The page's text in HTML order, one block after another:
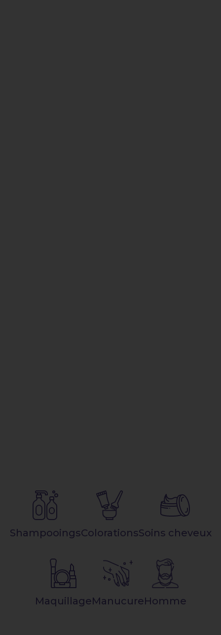
ShampooingsColorationsSoins cheveux
MaquillageManucureHomme